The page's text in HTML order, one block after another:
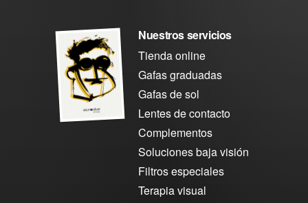
Nuestros servicios
Tienda online
Gafas graduadas
Gafas de sol
Lentes de contacto
Complementos
Soluciones baja visión
Filtros especiales
Terapia visual